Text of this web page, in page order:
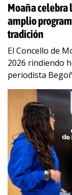
Moaña celebra
amplio
tradición
El Concello de
2026 rindiendo
periodista
que combina
10 JUEVES 14